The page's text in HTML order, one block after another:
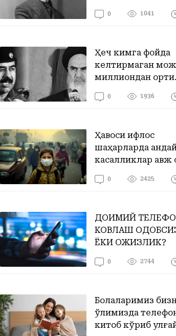
0 1041
Ҳеч кимга фойда
келтирмаган
миллиондан ортиқ
қуритган Ироқ-
0 1936
Ҳавоси ифлос
шаҳарларда
касалликлар авж
0 2425
ДОИМИЙ
КОВЛАШ
ЁКИ ОЖИЗЛИК?
0 2744
Болаларимиз
қўлимизда
китоб кўриб